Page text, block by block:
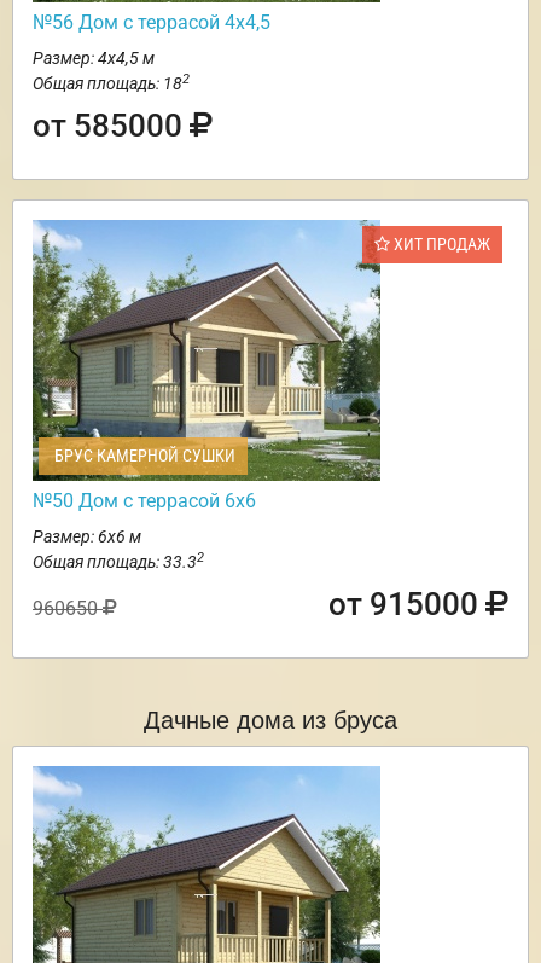
№56 Дом с террасой 4х4,5
Размер: 4х4,5 м
Общая площадь: 182
от 585000
ХИТ ПРОДАЖ
БРУС КАМЕРНОЙ СУШКИ
№50 Дом с террасой 6х6
Размер: 6х6 м
Общая площадь: 33.32
960650 от 915000
Дачные дома из бруса